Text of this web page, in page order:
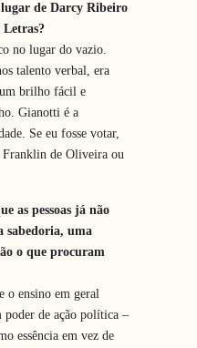
de Darcy Ribeiro
Letras?
no lugar do vazio.
talento verbal, era
brilho fácil e
Gianotti é a
Se eu fosse votar,
de Oliveira ou
as pessoas já não
sabedoria, uma
o que procuram
o ensino em geral
poder de ação política –
essência em vez de